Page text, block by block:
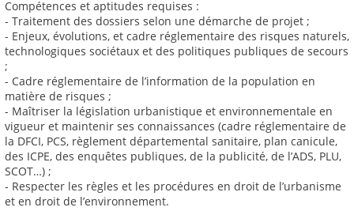
Compétences et aptitudes requises :
- Traitement des dossiers selon une démarche de projet ;
- Enjeux, évolutions, et cadre réglementaire des risques naturels,
technologiques sociétaux et des politiques publiques de secours
;
- Cadre réglementaire de l’information de la population en
matière de risques ;
- Maîtriser la législation urbanistique et environnementale en
vigueur et maintenir ses connaissances (cadre réglementaire de
la DFCI, PCS, règlement départemental sanitaire, plan canicule,
des ICPE, des enquêtes publiques, de la publicité, de l’ADS, PLU,
SCOT…) ;
- Respecter les règles et les procédures en droit de l’urbanisme
et en droit de l’environnement.